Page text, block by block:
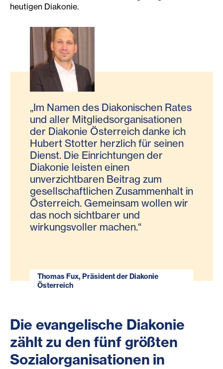
heutigen Diakonie.
„Im Namen des Diakonischen Rates
und aller Mitgliedsorganisationen
der Diakonie Österreich danke ich
Hubert Stotter herzlich für seinen
Dienst. Die Einrichtungen der
Diakonie leisten einen
unverzichtbaren Beitrag zum
gesellschaftlichen Zusammenhalt in
Österreich. Gemeinsam wollen wir
das noch sichtbarer und
wirkungsvoller machen.“
Thomas Fux, Präsident der Diakonie
Österreich
Die evangelische Diakonie
zählt zu den fünf größten
Sozialorganisationen in